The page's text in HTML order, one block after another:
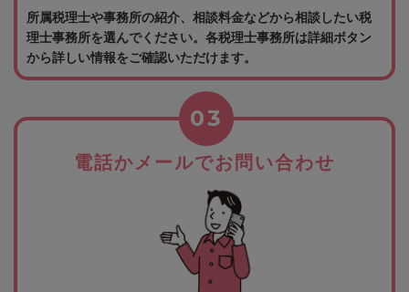
所属税理士や事務所の紹介、相談料金などから相談したい税
理士事務所を選んでください。各税理士事務所は詳細ボタン
から詳しい情報をご確認いただけます。
電話かメールでお問い合わせ
03